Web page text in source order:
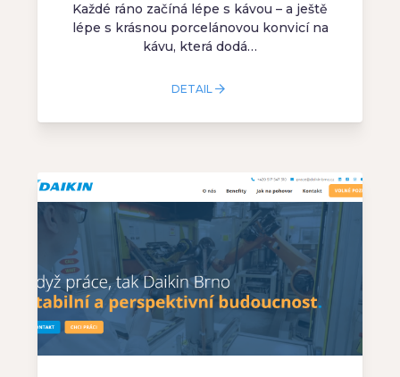
Každé ráno začíná lépe s kávou – a ještě
lépe s krásnou porcelánovou konvicí na
kávu, která dodá…
DETAIL